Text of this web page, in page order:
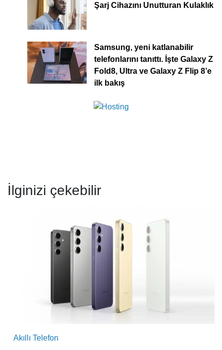
Şarj Cihazını Unutturan Kulaklık
Samsung, yeni katlanabilir
telefonlarını tanıttı. İşte Galaxy Z
Fold8, Ultra ve Galaxy Z Flip 8’e
ilk bakış
İlginizi çekebilir
Akıllı Telefon